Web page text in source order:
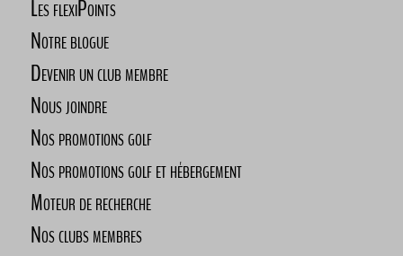
Les flexiPoints
Notre blogue
Devenir un club membre
Nous joindre
Nos promotions golf
Nos promotions golf et hébergement
Moteur de recherche
Nos clubs membres